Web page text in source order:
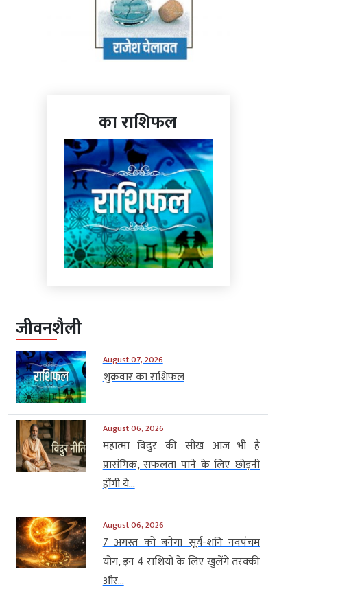
का राशिफल
जीवनशैली
August 07, 2026
शुक्रवार का राशिफल
August 06, 2026
महात्मा विदुर की सीख आज भी है
प्रासंगिक, सफलता पाने के लिए छोड़नी
होंगी ये...
August 06, 2026
7 अगस्त को बनेगा सूर्य-शनि नवपंचम
योग, इन 4 राशियों के लिए खुलेंगे तरक्की
और...